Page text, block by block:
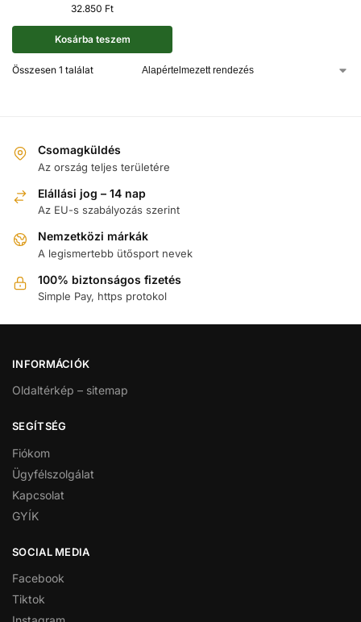
32.850 Ft
Kosárba teszem
Összesen 1 találat
Csomagküldés
Az ország teljes területére
Elállási jog – 14 nap
Az EU-s szabályozás szerint
Nemzetközi márkák
A legismertebb ütősport nevek
100% biztonságos fizetés
Simple Pay, https protokol
INFORMÁCIÓK
Oldaltérkép – sitemap
SEGÍTSÉG
Fiókom
Ügyfélszolgálat
Kapcsolat
GYÍK
SOCIAL MEDIA
Facebook
Tiktok